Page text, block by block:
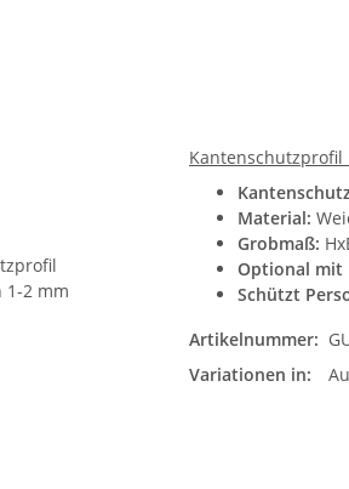
Kantenschutzprofil
Material:
Grobmaß:
Optional mit
Schützt
Artikelnummer:
Variationen in: